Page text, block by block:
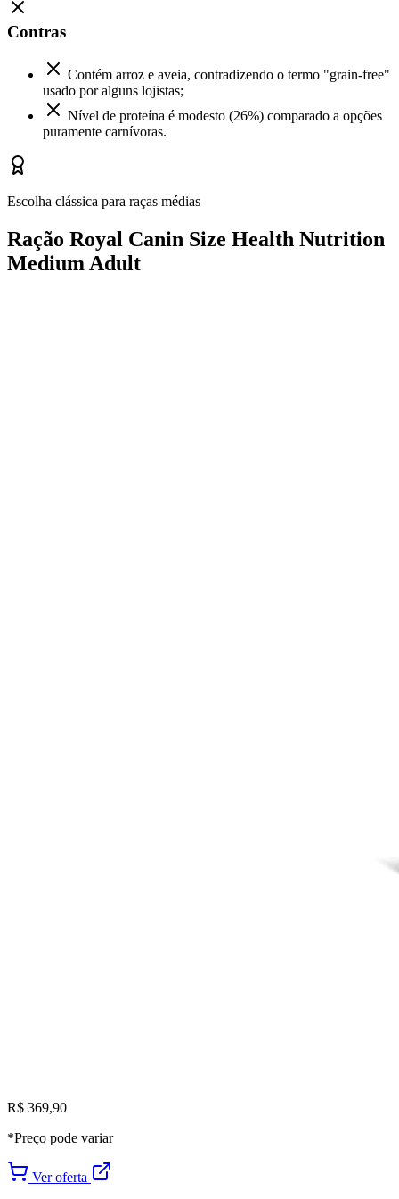
Contras
Contém arroz e aveia, contradizendo o termo "grain-free"
usado por alguns lojistas;
Nível de proteína é modesto (26%) comparado a opções
puramente carnívoras.
Escolha clássica para raças médias
Ração Royal Canin Size Health Nutrition
Medium Adult
R$ 369,90
*Preço pode variar
Ver oferta